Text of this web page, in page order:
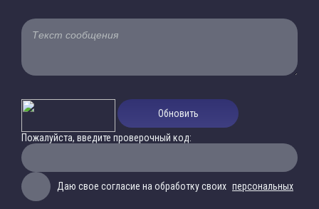
Обновить
Пожалуйста, введите проверочный код:
Даю свое согласие на обработку своих персональных